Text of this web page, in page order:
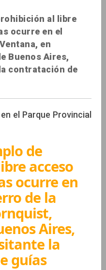
al libre
ocurre en el
en
Buenos Aires,
contratación de
el Parque Provincial
de
acceso
ocurre en
de la
Aires,
la
guías